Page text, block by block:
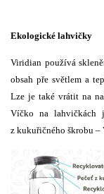
Ekologické lahvičky
Viridian používá
obsah pře světlem a
Lze je také vrátit na
Víčko na lahvičkách
z kukuřičného škrobu –